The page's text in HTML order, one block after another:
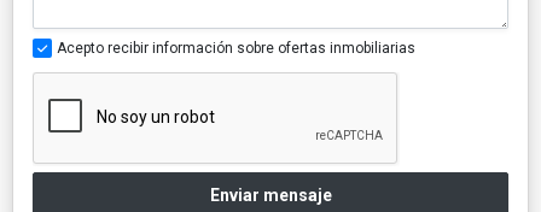
Acepto recibir información sobre ofertas inmobiliarias
Enviar mensaje